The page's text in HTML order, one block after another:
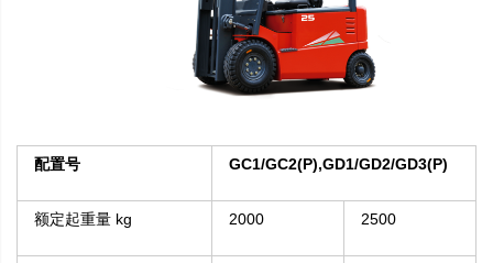
配置号 GC1/GC2(P),GD1/GD2/GD3(P)
额定起重量 kg 2000 2500